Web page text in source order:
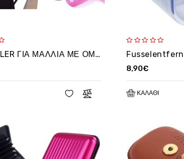
AIR CURLER ΓΙΑ ΜΑΛΛΙΑ ΜΕ ΟΜΟΡΦΕΣ ΜΠΟΥΚΛΕΣ
8,90€
ΚΑΛΆΘΙ